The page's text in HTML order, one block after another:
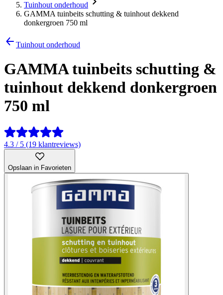
Tuinhout onderhoud
GAMMA tuinbeits schutting & tuinhout dekkend
donkergroen 750 ml
Tuinhout onderhoud
GAMMA tuinbeits schutting &
tuinhout dekkend donkergroen
750 ml
4.3 / 5 (19 klantreviews)
Opslaan in Favorieten